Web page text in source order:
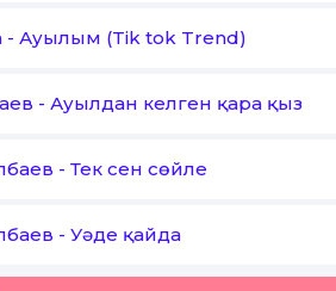
- Ауылым (Tik tok Trend)
- Ауылдан келген қара қыз
- Тек сен сөйле
- Уәде қайда